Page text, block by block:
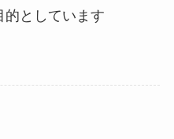
的としています